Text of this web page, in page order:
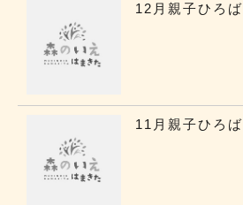
12月親子ひろば
11月親子ひろば